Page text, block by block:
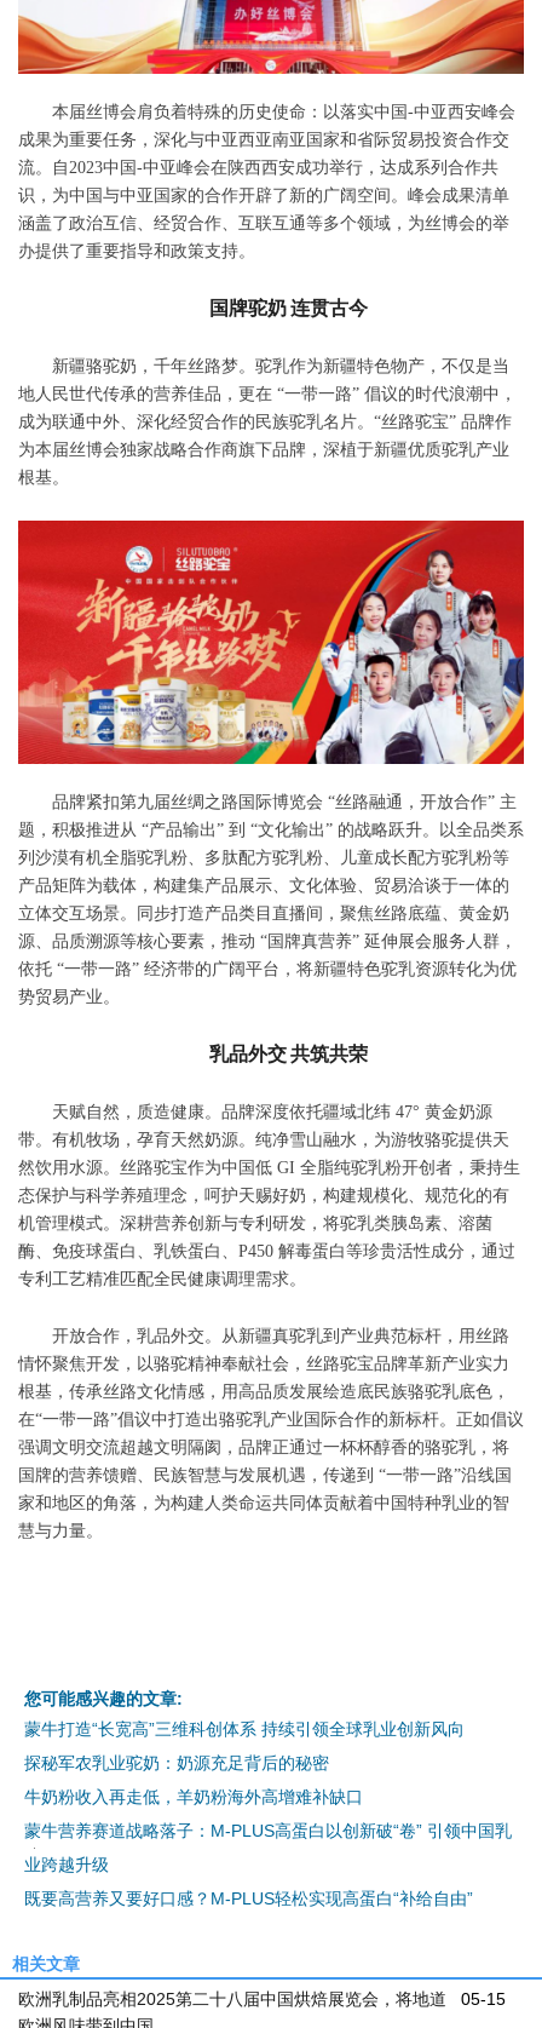
本届丝博会肩负着特殊的历史使命：以落实中国-中亚西安峰会
成果为重要任务，深化与中亚西亚南亚国家和省际贸易投资合作交
流。自2023中国-中亚峰会在陕西西安成功举行，达成系列合作共
识，为中国与中亚国家的合作开辟了新的广阔空间。峰会成果清单
涵盖了政治互信、经贸合作、互联互通等多个领域，为丝博会的举
办提供了重要指导和政策支持。
国牌驼奶 连贯古今
新疆骆驼奶，千年丝路梦。驼乳作为新疆特色物产，不仅是当
地人民世代传承的营养佳品，更在 “一带一路” 倡议的时代浪潮中，
成为联通中外、深化经贸合作的民族驼乳名片。“丝路驼宝” 品牌作
为本届丝博会独家战略合作商旗下品牌，深植于新疆优质驼乳产业
根基。
品牌紧扣第九届丝绸之路国际博览会 “丝路融通，开放合作” 主
题，积极推进从 “产品输出” 到 “文化输出” 的战略跃升。以全品类系
列沙漠有机全脂驼乳粉、多肽配方驼乳粉、儿童成长配方驼乳粉等
产品矩阵为载体，构建集产品展示、文化体验、贸易洽谈于一体的
立体交互场景。同步打造产品类目直播间，聚焦丝路底蕴、黄金奶
源、品质溯源等核心要素，推动 “国牌真营养” 延伸展会服务人群，
依托 “一带一路” 经济带的广阔平台，将新疆特色驼乳资源转化为优
势贸易产业。
乳品外交 共筑共荣
天赋自然，质造健康。品牌深度依托疆域北纬 47° 黄金奶源
带。有机牧场，孕育天然奶源。纯净雪山融水，为游牧骆驼提供天
然饮用水源。丝路驼宝作为中国低 GI 全脂纯驼乳粉开创者，秉持生
态保护与科学养殖理念，呵护天赐好奶，构建规模化、规范化的有
机管理模式。深耕营养创新与专利研发，将驼乳类胰岛素、溶菌
酶、免疫球蛋白、乳铁蛋白、P450 解毒蛋白等珍贵活性成分，通过
专利工艺精准匹配全民健康调理需求。
开放合作，乳品外交。从新疆真驼乳到产业典范标杆，用丝路
情怀聚焦开发，以骆驼精神奉献社会，丝路驼宝品牌革新产业实力
根基，传承丝路文化情感，用高品质发展绘造底民族骆驼乳底色，
在“一带一路”倡议中打造出骆驼乳产业国际合作的新标杆。正如倡议
强调文明交流超越文明隔阂，品牌正通过一杯杯醇香的骆驼乳，将
国牌的营养馈赠、民族智慧与发展机遇，传递到 “一带一路”沿线国
家和地区的角落，为构建人类命运共同体贡献着中国特种乳业的智
慧与力量。
您可能感兴趣的文章:
蒙牛打造“长宽高”三维科创体系 持续引领全球乳业创新风向
探秘军农乳业驼奶：奶源充足背后的秘密
牛奶粉收入再走低，羊奶粉海外高增难补缺口
蒙牛营养赛道战略落子：M-PLUS高蛋白以创新破“卷” 引领中国乳
业跨越升级
既要高营养又要好口感？M-PLUS轻松实现高蛋白“补给自由”
相关文章
05-15
欧洲乳制品亮相2025第二十八届中国烘焙展览会，将地道